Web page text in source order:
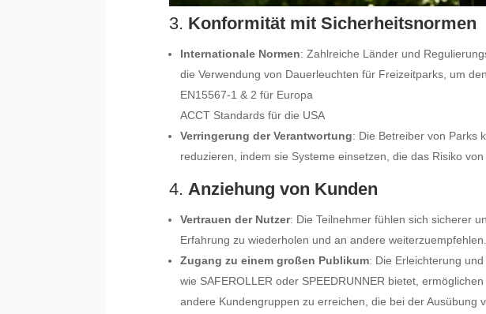
3. Konformität mit Sicherheitsnormen
Internationale Normen: Zahlreiche Länder und
die Verwendung von Dauerleuchten für Freizeitparks, um
EN15567-1 & 2 für Europa
ACCT Standards für die USA
Verringerung der Verantwortung: Die Betreiber von Parks
reduzieren, indem sie Systeme einsetzen, die das Risiko von
4. Anziehung von Kunden
Vertrauen der Nutzer: Die Teilnehmer fühlen sich sicherer
Erfahrung zu wiederholen und an andere weiterzuempfehlen.
Zugang zu einem großen Publikum: Die Erleichterung
wie SAFEROLLER oder SPEEDRUNNER bietet,
andere Kundengruppen zu erreichen, die bei der Ausübung